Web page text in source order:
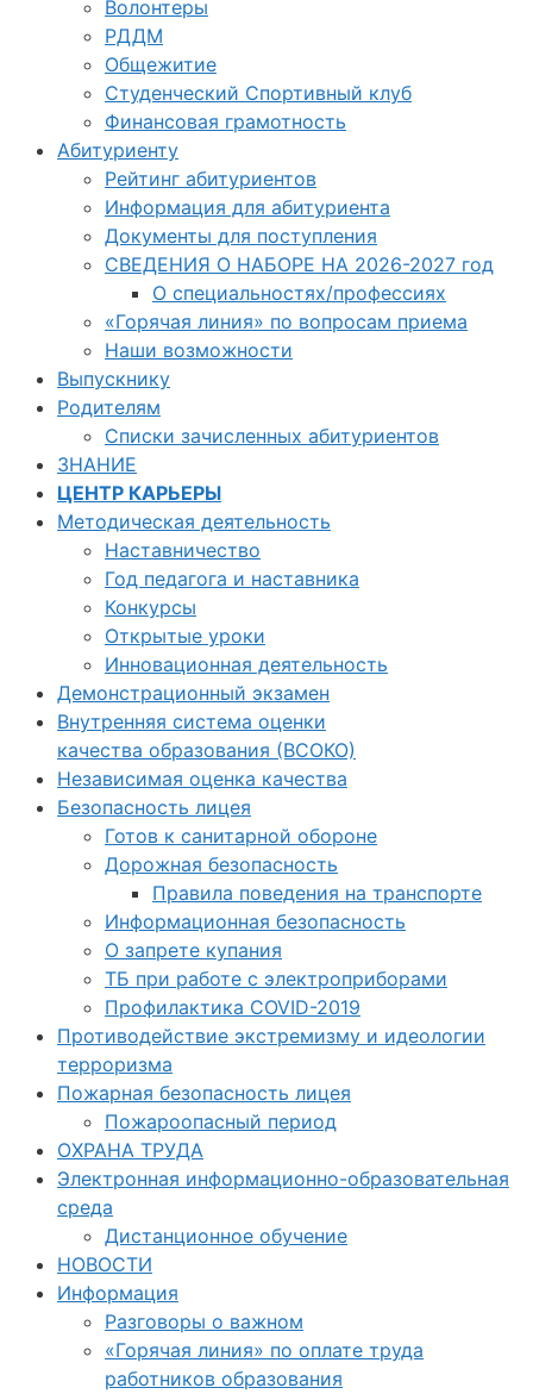
Волонтеры
РДДМ
Общежитие
Студенческий Спортивный клуб
Финансовая грамотность
Абитуриенту
Рейтинг абитуриентов
Информация для абитуриента
Документы для поступления
СВЕДЕНИЯ О НАБОРЕ НА 2026-2027 год
О специальностях/профессиях
«Горячая линия» по вопросам приема
Наши возможности
Выпускнику
Родителям
Списки зачисленных абитуриентов
ЗНАНИЕ
ЦЕНТР КАРЬЕРЫ
Методическая деятельность
Наставничество
Год педагога и наставника
Конкурсы
Открытые уроки
Инновационная деятельность
Демонстрационный экзамен
Внутренняя система оценки
качества образования (ВСОКО)
Независимая оценка качества
Безопасность лицея
Готов к санитарной обороне
Дорожная безопасность
Правила поведения на транспорте
Информационная безопасность
О запрете купания
ТБ при работе с электроприборами
Профилактика COVID-2019
Противодействие экстремизму и идеологии
терроризма
Пожарная безопасность лицея
Пожароопасный период
ОХРАНА ТРУДА
Электронная информационно-образовательная
среда
Дистанционное обучение
НОВОСТИ
Информация
Разговоры о важном
«Горячая линия» по оплате труда
работников образования